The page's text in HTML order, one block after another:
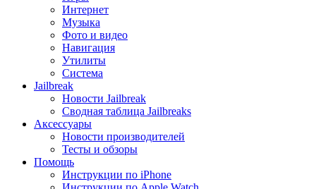
Интернет
Музыка
Фото и видео
Навигация
Утилиты
Система
Jailbreak
Новости Jailbreak
Сводная таблица Jailbreaks
Аксессуары
Новости производителей
Тесты и обзоры
Помощь
Инструкции по iPhone